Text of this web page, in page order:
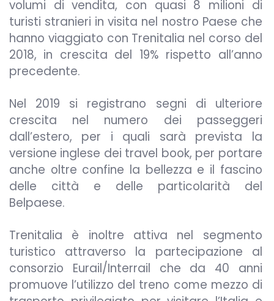
volumi di vendita, con quasi 8 milioni di
turisti stranieri in visita nel nostro Paese che
hanno viaggiato con Trenitalia nel corso del
2018, in crescita del 19% rispetto all’anno
precedente.
Nel 2019 si registrano segni di ulteriore
crescita nel numero dei passeggeri
dall’estero, per i quali sarà prevista la
versione inglese dei travel book, per portare
anche oltre confine la bellezza e il fascino
delle città e delle particolarità del
Belpaese.
Trenitalia è inoltre attiva nel segmento
turistico attraverso la partecipazione al
consorzio Eurail/Interrail che da 40 anni
promuove l’utilizzo del treno come mezzo di